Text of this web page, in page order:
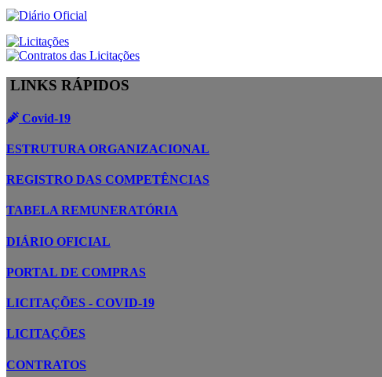
LINKS RÁPIDOS
Covid-19
ESTRUTURA ORGANIZACIONAL
REGISTRO DAS COMPETÊNCIAS
TABELA REMUNERATÓRIA
DIÁRIO OFICIAL
PORTAL DE COMPRAS
LICITAÇÕES - COVID-19
LICITAÇÕES
CONTRATOS